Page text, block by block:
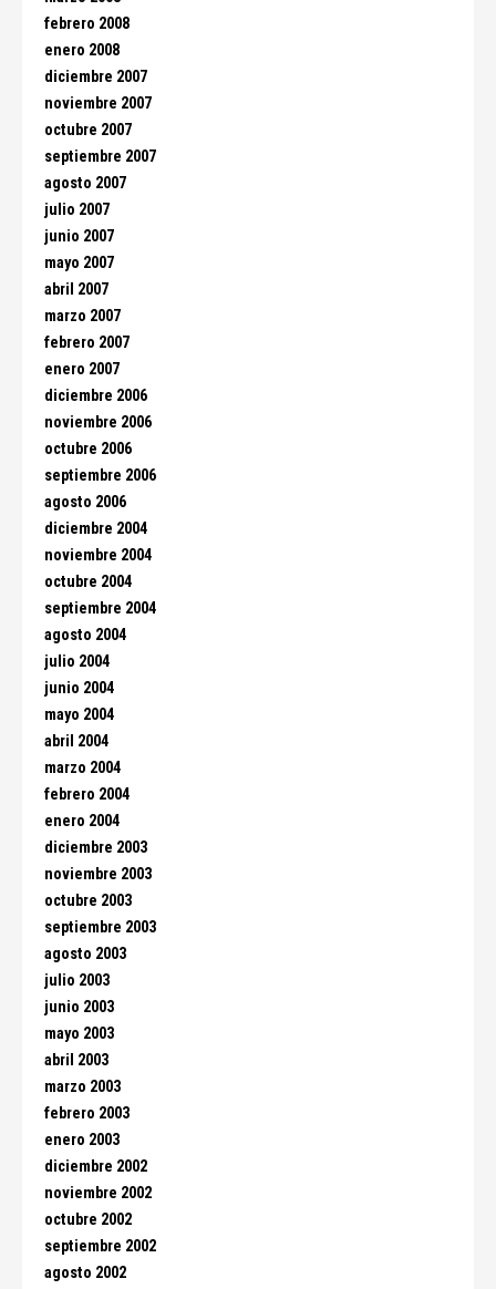
febrero 2008
enero 2008
diciembre 2007
noviembre 2007
octubre 2007
septiembre 2007
agosto 2007
julio 2007
junio 2007
mayo 2007
abril 2007
marzo 2007
febrero 2007
enero 2007
diciembre 2006
noviembre 2006
octubre 2006
septiembre 2006
agosto 2006
diciembre 2004
noviembre 2004
octubre 2004
septiembre 2004
agosto 2004
julio 2004
junio 2004
mayo 2004
abril 2004
marzo 2004
febrero 2004
enero 2004
diciembre 2003
noviembre 2003
octubre 2003
septiembre 2003
agosto 2003
julio 2003
junio 2003
mayo 2003
abril 2003
marzo 2003
febrero 2003
enero 2003
diciembre 2002
noviembre 2002
octubre 2002
septiembre 2002
agosto 2002